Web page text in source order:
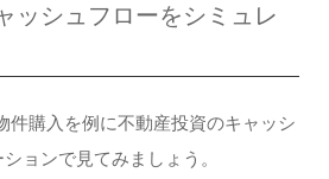
ッシュフローをシミュレ
件購入を例に不動産投資のキャッシ
ョンで見てみましょう。